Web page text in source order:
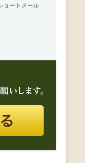
ョートメール